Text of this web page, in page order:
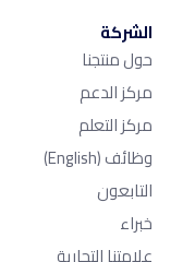
الشركة
حول منتجنا
مركز الدعم
مركز التعلم
وظائف(English)
التابعون
خبراء
علامتنا التجارية